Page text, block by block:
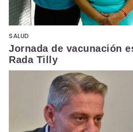
SALUD
Jornada de vacunación
Rada Tilly